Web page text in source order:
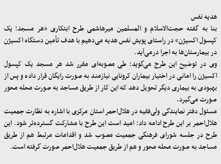
هدیه نفس
بنا به گفته حجت‌الاسلام‌ و المسلمین میرهاشمی طرح ابتکاری «هر مسجد؛ یک
کپسول اکسیژن» در راستای پویش نفس هدیه می‌دهیم با هدف تأمین دستگاه‌ اکسیژن
در بیمارستان‌ها به اجرا درمی‌آید.
وی در توضیح این طرح می‌گوید: طی مصوبه‌ای مقرر شد هر مسجد یک کپسول
اکسیژن را امانی در اختیار بیماران کرونایی نیازمند به صورت رایگان قرار داده و پس از
بهبودی به بیماری دیگر تحویل دهد که این کار از طریق مساجد به صورت محله‌ محور
صورت می‌گیرد.
مسئول دفتر نمایندگی ولی‌فقیه در هلال‌احمر استان مرکزی با اشاره به نظارت جمعیت
هلال‌احمر بر این طرح ادامه داد: امید است این طرح با مشارکت گسترده‌‌تر شود. این
طرح در جلسه شورای فرهنگی جمعیت مصوب شد و اقدامات مرتبط هم از طریق
مساجد به صورت محله‌ محور و هم از طریق جمعیت هلال‌احمر صورت گرفته است.